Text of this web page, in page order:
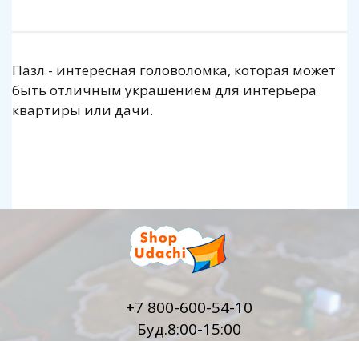
Пазл - интересная головоломка, которая может
быть отличным украшением для интерьера
квартиры или дачи.
+7 800-600-54-10
Буд.8:00-15:00